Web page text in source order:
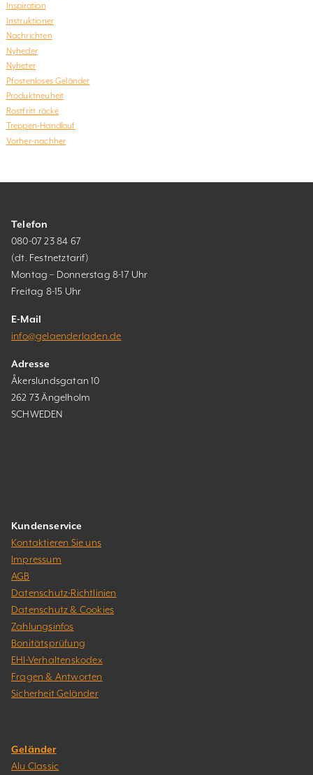
Inspiration
Instruktioner
Nachrichten
Nyheder
Nyheter
Pfostenloses Geländer
Produktneuheit
Rostfritt räcke
Treppen-Handlauf
Vorher-nachher
Telefon
080-07 23 84 67
(dt. Festnetztarif)
Montag – Donnerstag 8-17 Uhr
Freitag 8-15 Uhr
E-Mail
info@gelaenderladen.de
Adresse
Åkerslundsgatan 10
262 73 Ängelholm
SCHWEDEN
Kundenservice
Kontaktieren Sie uns
Impressum
AGB
Datenschutz-Richtlinien
Datenschutz & Cookies
Zahlungsinfos
Bonitätsprüfung
EHI-Verhaltenskodex
Fragen & Antworten
Sicherheit Geländer
Geländer
Alu Classic